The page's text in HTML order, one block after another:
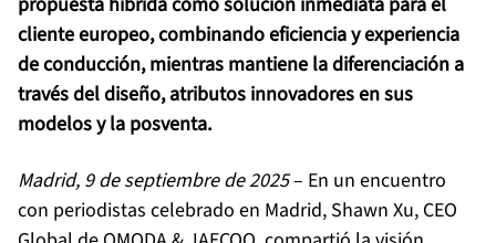
cliente europeo, combinando eficiencia y experiencia
de conducción, mientras mantiene la diferenciación a
través del diseño, atributos innovadores en sus
modelos y la posventa.
Madrid, 9 de septiembre de 2025– En un encuentro
con periodistas celebrado en Madrid, Shawn Xu, CEO